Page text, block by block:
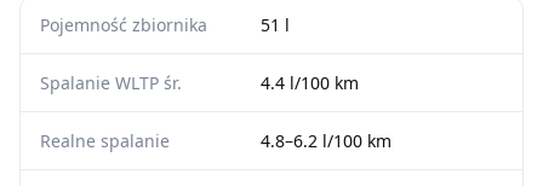
Pojemność zbiornika 51 l
Spalanie WLTP śr. 4.4 l/100 km
Realne spalanie 4.8–6.2 l/100 km